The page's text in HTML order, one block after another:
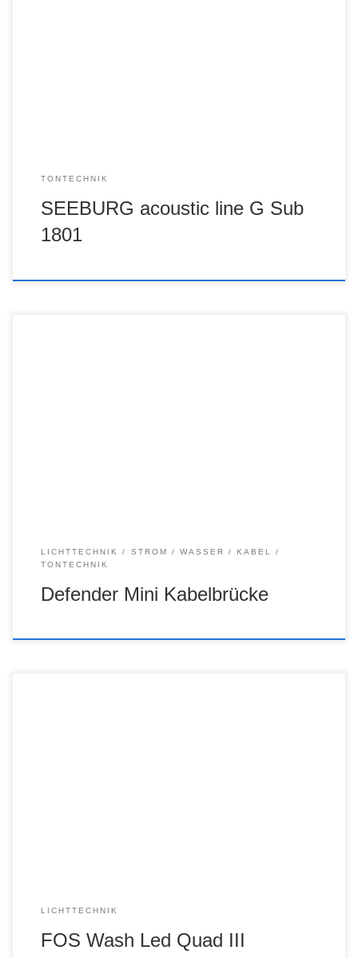
TONTECHNIK
SEEBURG acoustic line G Sub
1801
LICHTTECHNIK
STROM / WASSER / KABEL
TONTECHNIK
Defender Mini Kabelbrücke
LICHTTECHNIK
FOS Wash Led Quad III